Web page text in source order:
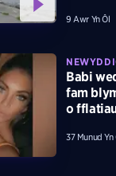
9 Awr Yn Ôl
Babi
fam
o
37 Munud Yn